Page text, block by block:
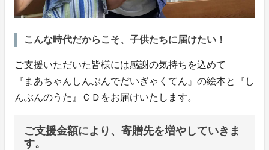
こんな時代だからこそ、子供たちに届けたい！
ご支援いただいた皆様には感謝の気持ちを込めて
『まあちゃんしんぶんでだいぎゃくてん』の絵本と『し
んぶんのうた』ＣＤをお届けいたします。
ご支援金額により、寄贈先を増やしていきま
す。